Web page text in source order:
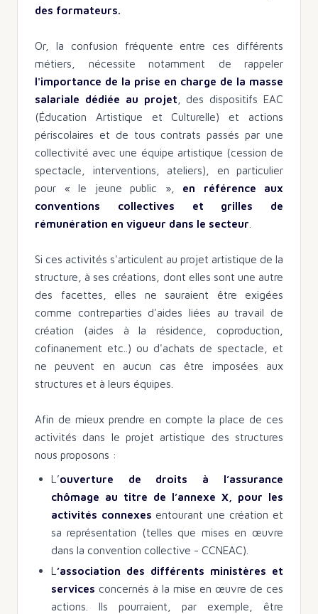
des formateurs.
Or, la confusion fréquente entre ces différents
métiers, nécessite notamment de rappeler
l'importance de la prise en charge de la masse
salariale dédiée au projet , des dispositifs EAC
(Éducation Artistique et Culturelle) et actions
périscolaires et de tous contrats passés par une
collectivité avec une équipe artistique (cession de
spectacle, interventions, ateliers), en particulier
pour « le jeune public », en référence aux
conventions collectives et grilles de
rémunération en vigueur dans le secteur
Si ces activités s'articulent au projet artistique de la
structure, à ses créations, dont elles sont une autre
des facettes, elles ne sauraient être exigées
comme contreparties d'aides liées au travail de
création (aides à la résidence, coproduction,
cofinanement etc..) ou d'achats de spectacle, et
ne peuvent en aucun cas être imposées aux
structures et à leurs équipes.
Afin de mieux prendre en compte la place de ces
activités dans le projet artistique des structures
nous proposons :
L’ouverture de droits à l’assurance
chômage au titre de l’annexe X, pour les
activités connexes entourant une création et
sa représentation (telles que mises en œuvre
dans la convention collective - CCNEAC).
L ’association des différents ministères et
services concernés à la mise en œuvre de ces
actions. Ils pourraient, par exemple, être